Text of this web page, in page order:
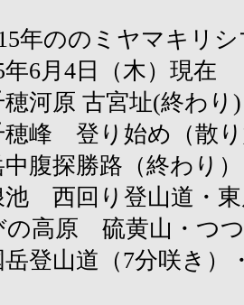
年ののミヤマキリ
年6月4日（木）現在
穂河原 古宮址(終わ
穂峰 登り始め（散り
腹探勝路（終わり）
池 西回り登山道・
の高原 硫黄山・つ
登山道（7分咲き）